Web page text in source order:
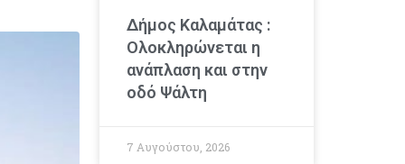
Δήμος Καλαμάτας :
Ολοκληρώνεται η
ανάπλαση και στην
οδό Ψάλτη
7 Αυγούστου, 2026